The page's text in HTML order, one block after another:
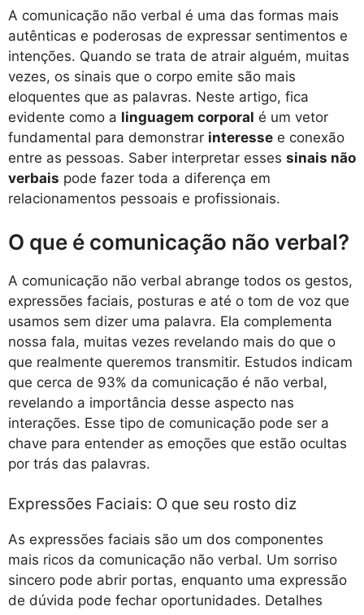
A comunicação não verbal é uma das formas mais
autênticas e poderosas de expressar sentimentos e
intenções. Quando se trata de atrair alguém, muitas
vezes, os sinais que o corpo emite são mais
eloquentes que as palavras. Neste artigo, fica
evidente como a linguagem corporal é um vetor
fundamental para demonstrar interesse e conexão
entre as pessoas. Saber interpretar esses sinais não
verbais pode fazer toda a diferença em
relacionamentos pessoais e profissionais.
O que é comunicação não verbal?
A comunicação não verbal abrange todos os gestos,
expressões faciais, posturas e até o tom de voz que
usamos sem dizer uma palavra. Ela complementa
nossa fala, muitas vezes revelando mais do que o
que realmente queremos transmitir. Estudos indicam
que cerca de 93% da comunicação é não verbal,
revelando a importância desse aspecto nas
interações. Esse tipo de comunicação pode ser a
chave para entender as emoções que estão ocultas
por trás das palavras.
Expressões Faciais: O que seu rosto diz
As expressões faciais são um dos componentes
mais ricos da comunicação não verbal. Um sorriso
sincero pode abrir portas, enquanto uma expressão
de dúvida pode fechar oportunidades. Detalhes